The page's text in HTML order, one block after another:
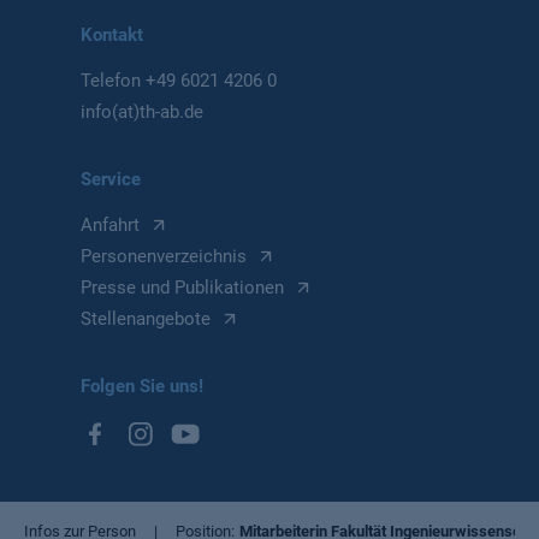
Infos zur Person Position Mitarbeiterin Fakultät
Kontakt
Telefon+49 6021 4206 0
info(at)th-ab.de
Service
Anfahrt
Personenverzeichnis
Presse und Publikationen
Stellenangebote
Folgen Sie uns!